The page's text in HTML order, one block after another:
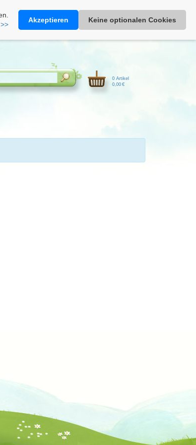
Heimathonig auf Facebook|Kunden-Login|Warenkorb
Akzeptieren Keine optionalen Cookies
0 Artikel
0,00 €